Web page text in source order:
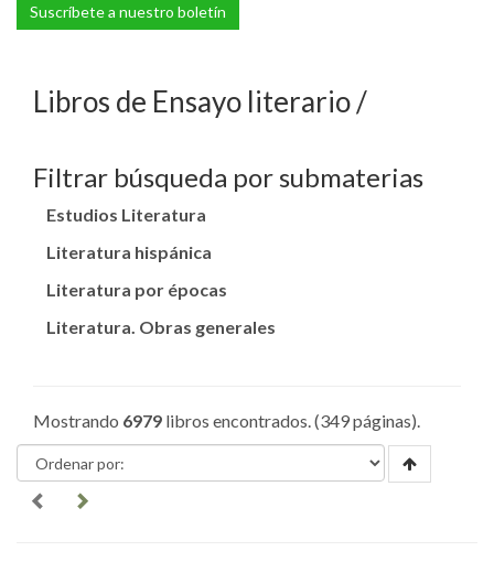
Suscríbete a nuestro boletín
Libros de Ensayo literario
Filtrar búsqueda por submaterias
Estudios Literatura
Literatura hispánica
Literatura por épocas
Literatura. Obras generales
Mostrando 6979 libros encontrados. (349 páginas).